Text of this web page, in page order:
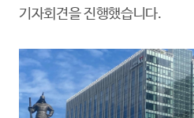
기자회견을 진행했습니다.